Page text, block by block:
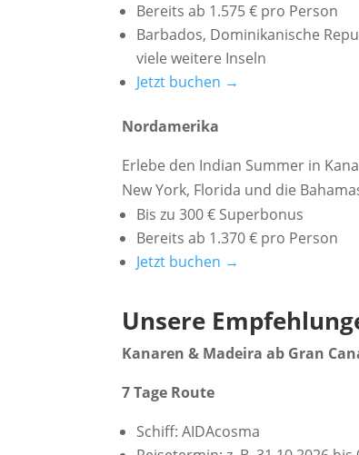
Bereits ab 1.575 € pro Person
Barbados, Dominikanische
viele weitere Inseln
Jetzt buchen →
Nordamerika
Erlebe den Indian Summer in
New York, Florida und die
Bis zu 300 € Superbonus
Bereits ab 1.370 € pro Person
Jetzt buchen →
Unsere
Kanaren & Madeira ab Gran
7 Tage Route
Schiff: AIDAcosma